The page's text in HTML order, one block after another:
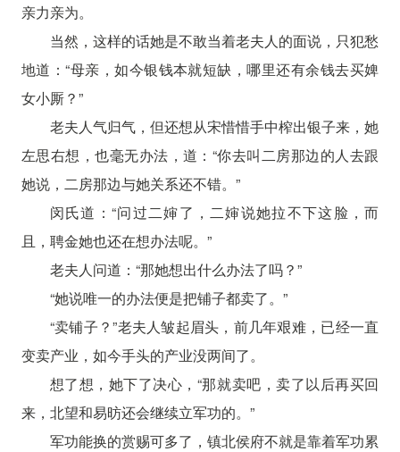
亲力亲为。
当然，这样的话她是不敢当着老夫人的面说，只犯愁
地道：“母亲，如今银钱本就短缺，哪里还有余钱去买婢
女小厮？”
老夫人气归气，但还想从宋惜惜手中榨出银子来，她
左思右想，也毫无办法，道：“你去叫二房那边的人去跟
她说，二房那边与她关系还不错。”
闵氏道：“问过二婶了，二婶说她拉不下这脸，而
且，聘金她也还在想办法呢。”
老夫人问道：“那她想出什么办法了吗？”
“她说唯一的办法便是把铺子都卖了。”
“卖铺子？”老夫人皱起眉头，前几年艰难，已经一直
变卖产业，如今手头的产业没两间了。
想了想，她下了决心，“那就卖吧，卖了以后再买回
来，北望和易昉还会继续立军功的。”
军功能换的赏赐可多了，镇北侯府不就是靠着军功累